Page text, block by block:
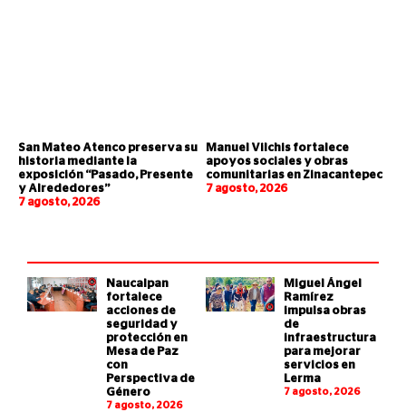
San Mateo Atenco preserva su
historia mediante la
exposición “Pasado, Presente
y Alrededores”
7 agosto, 2026
Manuel Vilchis fortalece
apoyos sociales y obras
comunitarias en Zinacantepec
7 agosto, 2026
Naucalpan
fortalece
acciones de
seguridad y
protección en
Mesa de Paz
con
Perspectiva de
Género
7 agosto, 2026
Miguel Ángel
Ramírez
impulsa obras
de
infraestructura
para mejorar
servicios en
Lerma
7 agosto, 2026